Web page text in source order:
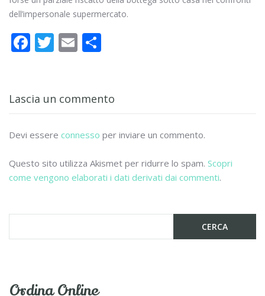
dell’impersonale supermercato.
F
b
o
k
T
er
E
l di
di
Lascia un commento
Devi essere connesso per inviare un commento.
Questo sito utilizza Akismet per ridurre lo spam. Scopri
come vengono elaborati i dati derivati dai commenti.
Ordina Online